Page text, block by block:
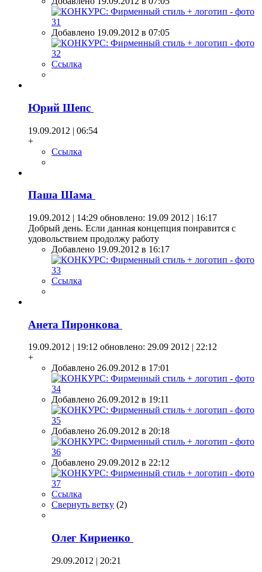
Добавлено 19.09.2012 в 07:05
Ссылка
Юрий Шепс
19.09.2012 | 06:54
+
Ссылка
Паша Шама
19.09.2012 | 14:29 обновлено: 19.09 2012 | 16:17
Добрый день. Если данная концепция понравится с
удовольствием продолжу работу
Добавлено 19.09.2012 в 16:17
Ссылка
Анета Пиронкова
19.09.2012 | 19:12 обновлено: 29.09 2012 | 22:12
+
Добавлено 26.09.2012 в 17:01
Добавлено 26.09.2012 в 19:11
Добавлено 26.09.2012 в 20:18
Добавлено 29.09.2012 в 22:12
Ссылка
Свернуть ветку (2)
Олег Кириенко
29.09.2012 | 20:21